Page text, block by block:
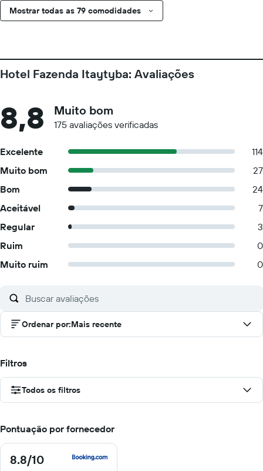
Mostrar todas as 79 comodidades
Hotel Fazenda Itaytyba: Avaliações
8,8 Muito bom
175 avaliações verificadas
Excelente
114
Muito bom
27
Bom
24
Aceitável
7
Regular
3
Ruim
0
Muito ruim
0
Ordenar por:Mais recente
Filtros
Todos os filtros
Pontuação por fornecedor
8.8/10
8.8